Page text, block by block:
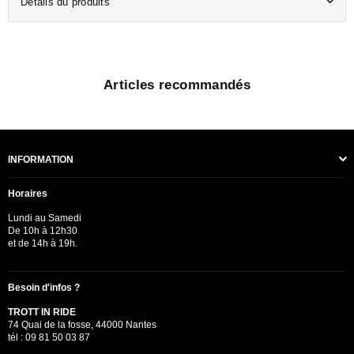
Articles recommandés
INFORMATION
Horaires
Lundi au Samedi
De 10h à 12h30
et de 14h à 19h.
Besoin d'infos ?
TROTT IN RIDE
74 Quai de la fosse, 44000 Nantes
tél : 09 81 50 03 87